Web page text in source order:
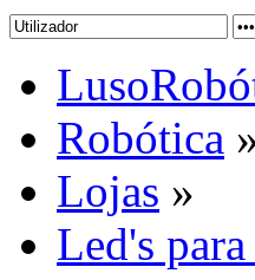
Robótica
Lojas »
Led's